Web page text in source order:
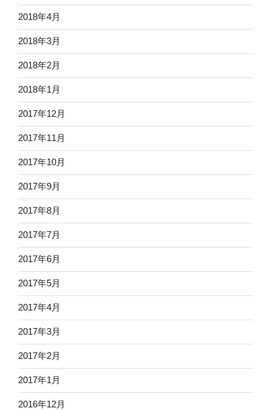
2018年4月
2018年3月
2018年2月
2018年1月
2017年12月
2017年11月
2017年10月
2017年9月
2017年8月
2017年7月
2017年6月
2017年5月
2017年4月
2017年3月
2017年2月
2017年1月
2016年12月